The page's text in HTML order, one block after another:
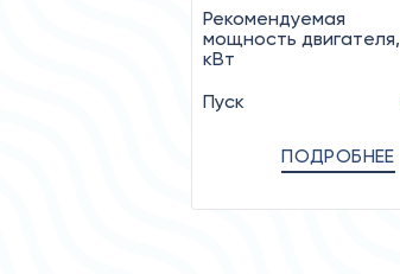
Рекомендуемая
мощность двигателя,
кВт
Пуск
ПОДРОБНЕЕ